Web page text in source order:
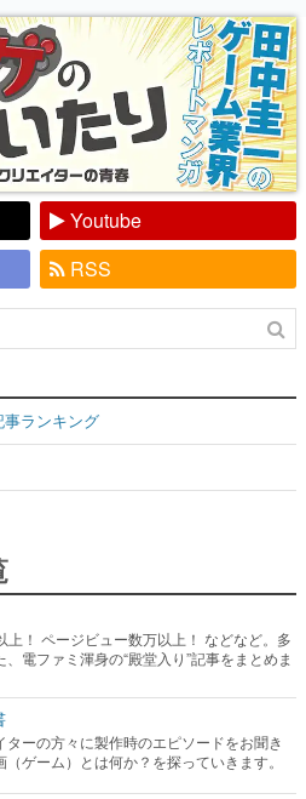
Youtube
RSS
ランキング
上！ ページビュー数万以上！ などなど。多
、電ファミ渾身の“殿堂入り”記事をまとめま
ターの方々に製作時のエピソードをお聞き
ゲーム）とは何か？を探っていきます。